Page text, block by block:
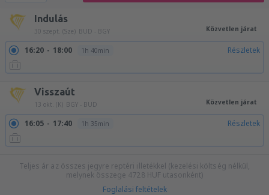
Indulás
30 szept. (Sze) BUD - BGY Közvetlen járat
16:20 18:00 1h 40min Részletek
Visszaút
13 okt. (K) BGY - BUD Közvetlen járat
16:05 17:40 1h 35min Részletek
Teljes ár az összes jegyre reptéri illetékkel (kezelési költség nélkül,
melynek összege 4728 HUF utasonként)
Foglalási feltételek